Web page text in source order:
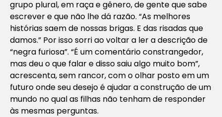
grupo plural, em raça e gênero, de gente que sabe
escrever e que não lhe dá razão. “As melhores
histórias saem de nossas brigas. E das risadas que
damos.” Por isso sorri ao voltar a ler a descrição de
“negra furiosa”. “É um comentário constrangedor,
mas deu o que falar e disso saiu algo muito bom”,
acrescenta, sem rancor, com o olhar posto em um
futuro onde seu desejo é ajudar a construção de um
mundo no qual as filhas não tenham de responder
às mesmas perguntas.